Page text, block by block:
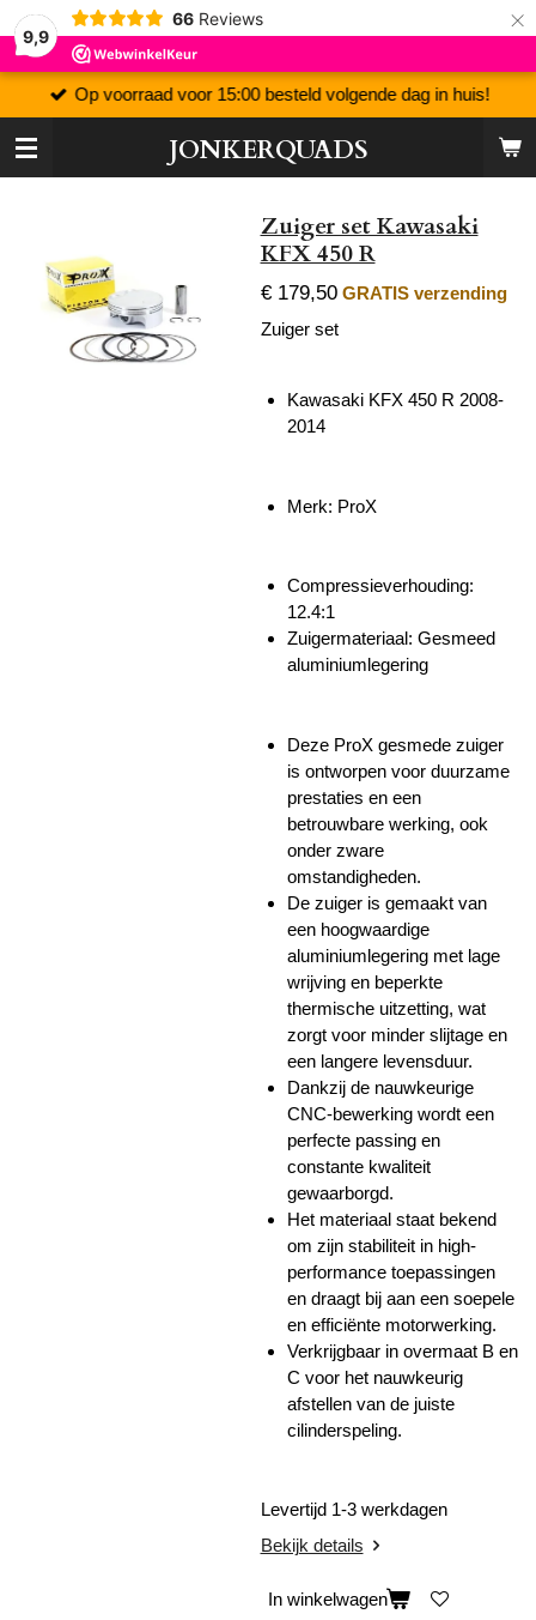
9,9
66 Reviews ×
JONKERQUADS
Op voorraad voor 15:00 besteld volgende dag in huis!
Zuiger set Kawasaki
KFX 450 R
€ 179,50 GRATIS verzending
Zuiger set
Kawasaki KFX 450 R 2008-
2014
Merk: ProX
Compressieverhouding:
12.4:1
Zuigermateriaal: Gesmeed
aluminiumlegering
Deze ProX gesmede zuiger
is ontworpen voor duurzame
prestaties en een
betrouwbare werking, ook
onder zware
omstandigheden.
De zuiger is gemaakt van
een hoogwaardige
aluminiumlegering met lage
wrijving en beperkte
thermische uitzetting, wat
zorgt voor minder slijtage en
een langere levensduur.
Dankzij de nauwkeurige
CNC-bewerking wordt een
perfecte passing en
constante kwaliteit
gewaarborgd.
Het materiaal staat bekend
om zijn stabiliteit in high-
performance toepassingen
en draagt bij aan een soepele
en efficiënte motorwerking.
Verkrijgbaar in overmaat B en
C voor het nauwkeurig
afstellen van de juiste
cilinderspeling.
Levertijd 1-3 werkdagen
Bekijk details
In winkelwagen